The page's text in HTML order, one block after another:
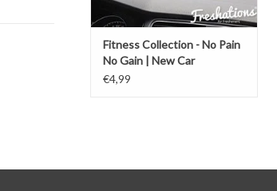
Fitness Collection - No Pain
No Gain | New Car
€4,99